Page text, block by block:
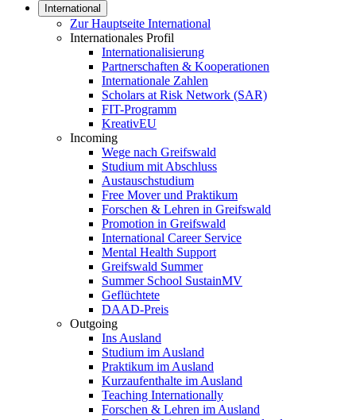
International
Zur Hauptseite International
Internationales Profil
Internationalisierung
Partnerschaften & Kooperationen
Internationale Zahlen
Scholars at Risk Network (SAR)
FIT-Programm
KreativEU
Incoming
Wege nach Greifswald
Studium mit Abschluss
Austauschstudium
Free Mover und Praktikum
Forschen & Lehren in Greifswald
Promotion in Greifswald
International Career Service
Mental Health Support
Greifswald Summer
Summer School SustainMV
Geflüchtete
DAAD-Preis
Outgoing
Ins Ausland
Studium im Ausland
Praktikum im Ausland
Kurzaufenthalte im Ausland
Teaching Internationally
Forschen & Lehren im Ausland